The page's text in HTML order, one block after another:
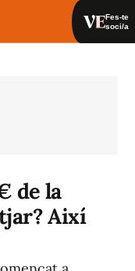
Fes-te
soci/a
de la
Així